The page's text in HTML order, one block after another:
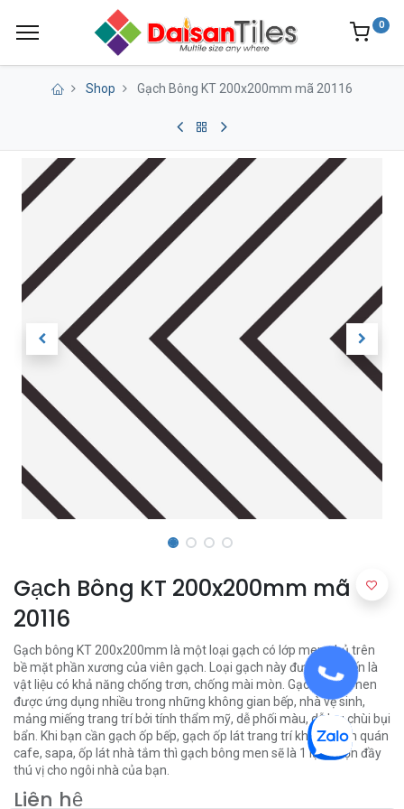
0
Shop Gạch Bông KT 200x200mm mã 20116
Gạch Bông KT 200x200mm mã
20116
Gạch bông KT 200x200mm là một loại gạch có lớp men phủ trên
bề mặt phần xương của viên gạch. Loại gạch này được biết đến là
vật liệu có khả năng chống trơn, chống mài mòn. Gạch bông men
được ứng dụng nhiều trong những không gian bếp, nhà vệ sinh,
mảng miếng trang trí bởi tính thẩm mỹ, dễ phối màu, dễ lau chùi bụi
bẩn. Khi bạn cần gạch ốp bếp, gạch ốp lát trang trí không gian quán
cafe, sapa, ốp lát nhà tắm thì gạch bông men sẽ là 1 lựa chọn đầy
thú vị cho ngôi nhà của bạn.
Liên hệ